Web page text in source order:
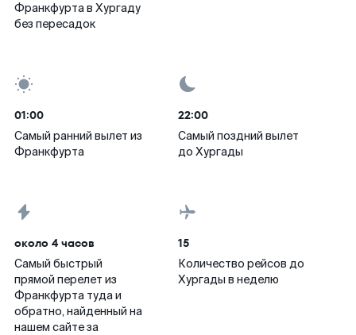
Франкфурта в Хургаду
без пересадок
01:00
Самый ранний вылет из
Франкфурта
22:00
Самый поздний вылет
до Хургады
около 4 часов
Самый быстрый
прямой перелет из
Франкфурта туда и
обратно, найденный на
нашем сайте за
15
Количество рейсов до
Хургады в неделю